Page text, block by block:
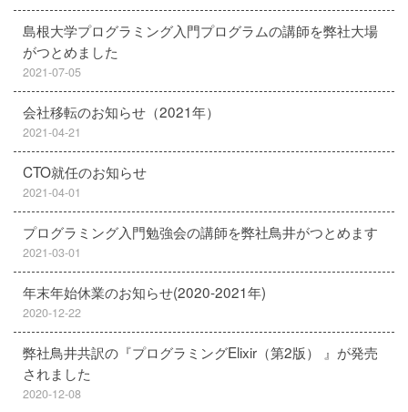
島根大学プログラミング入門プログラムの講師を弊社大場
がつとめました
2021-07-05
会社移転のお知らせ（2021年）
2021-04-21
CTO就任のお知らせ
2021-04-01
プログラミング入門勉強会の講師を弊社鳥井がつとめます
2021-03-01
年末年始休業のお知らせ(2020-2021年)
2020-12-22
弊社鳥井共訳の『プログラミングElixir（第2版） 』が発売
されました
2020-12-08